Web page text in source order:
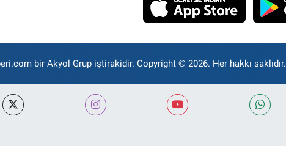
bir Akyol Grup iştirakidir. Copyright © 2026. Her hakkı saklıdır.